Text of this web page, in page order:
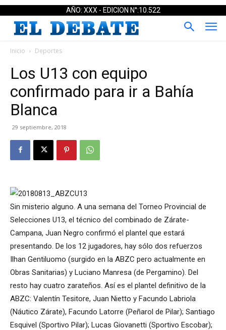
AÑO: XXX - EDICION N°:10.522
Inicio Deportes
Los U13 con equipo
confirmado para ir a Bahía
Blanca
29 septiembre, 2018
Sin misterio alguno. A una semana del Torneo Provincial de
Selecciones U13, el técnico del combinado de Zárate-
Campana, Juan Negro confirmó el plantel que estará
presentando. De los 12 jugadores, hay sólo dos refuerzos
Ilhan Gentiluomo (surgido en la ABZC pero actualmente en
Obras Sanitarias) y Luciano Manresa (de Pergamino). Del
resto hay cuatro zarateños. Así es el plantel definitivo de la
ABZC: Valentín Tesitore, Juan Nietto y Facundo Labriola
(Náutico Zárate), Facundo Latorre (Peñarol de Pilar); Santiago
Esquivel (Sportivo Pilar); Lucas Giovanetti (Sportivo Escobar);